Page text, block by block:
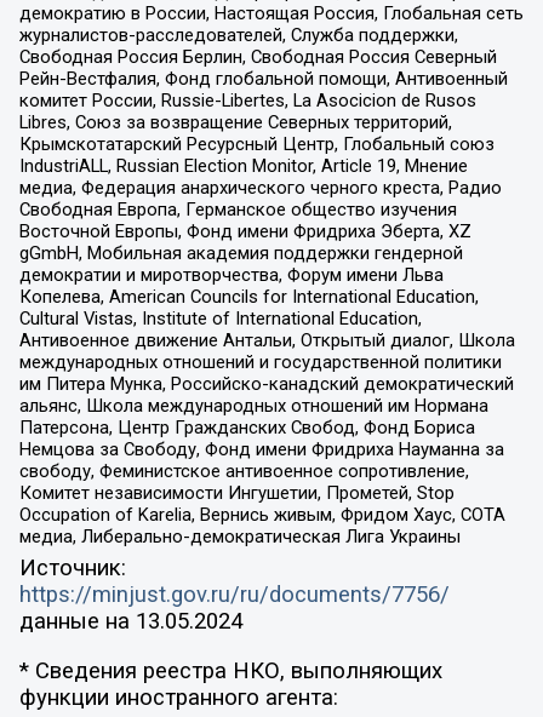
демократию в России, Настоящая Россия, Глобальная сеть
журналистов-расследователей, Служба поддержки,
Свободная Россия Берлин, Свободная Россия Северный
Рейн-Вестфалия, Фонд глобальной помощи, Антивоенный
комитет России, Russie-Libertes, La Asocicion de Rusos
Libres, Союз за возвращение Северных территорий,
Крымскотатарский Ресурсный Центр, Глобальный союз
IndustriALL, Russian Election Monitor, Article 19, Мнение
медиа, Федерация анархического черного креста, Радио
Свободная Европа, Германское общество изучения
Восточной Европы, Фонд имени Фридриха Эберта, XZ
gGmbH, Мобильная академия поддержки гендерной
демократии и миротворчества, Форум имени Льва
Копелева, American Councils for International Education,
Cultural Vistas, Institute of International Education,
Антивоенное движение Антальи, Открытый диалог, Школа
международных отношений и государственной политики
им Питера Мунка, Российско-канадский демократический
альянс, Школа международных отношений им Нормана
Патерсона, Центр Гражданских Свобод, Фонд Бориса
Немцова за Свободу, Фонд имени Фридриха Науманна за
свободу, Феминистское антивоенное сопротивление,
Комитет независимости Ингушетии, Прометей, Stop
Occupation of Karelia, Вернись живым, Фридом Хаус, СОТА
медиа, Либерально-демократическая Лига Украины
Источник:
https://minjust.gov.ru/ru/documents/7756/
данные на 13.05.2024
* Сведения реестра НКО, выполняющих
функции иностранного агента: